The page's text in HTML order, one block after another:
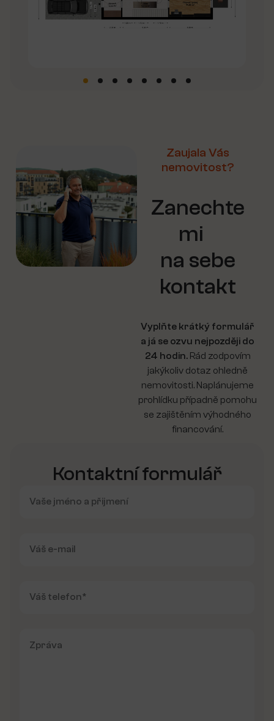
Zaujala Vás
nemovitost?
Zanechte
mi
na sebe
kontakt
Vyplňte krátký formulář
a já se ozvu nejpozději do
24 hodin.Rád zodpovím
jakýkoliv dotaz ohledně
nemovitosti. Naplánujeme
prohlídku případně pomohu
se zajištěním výhodného
financování.
Kontaktní formulář